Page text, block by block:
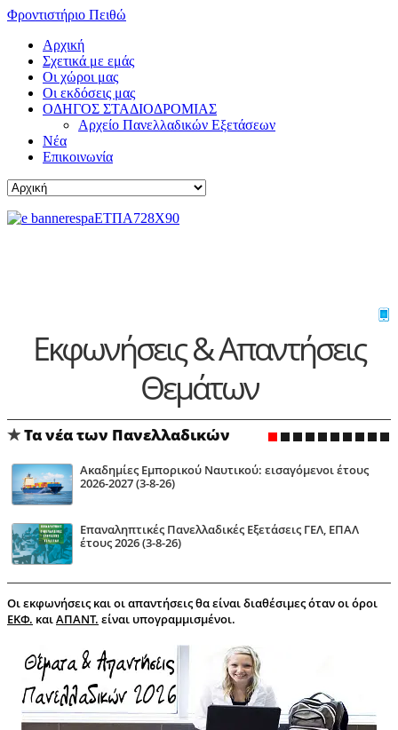
Φροντιστήριο Πειθώ
Αρχική
Σχετικά με εμάς
Οι χώροι μας
Οι εκδόσεις μας
ΟΔΗΓΟΣ ΣΤΑΔΙΟΔΡΟΜΙΑΣ
Αρχείο Πανελλαδικών Εξετάσεων
Νέα
Επικοινωνία